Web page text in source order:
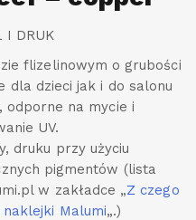
I DRUK
flizelinowym o grubości
dla dzieci jak i do salonu
odporne na mycie i
UV.
druku przy użyciu
pigmentów (lista
w zakładce „Z czego
Malumi„.)